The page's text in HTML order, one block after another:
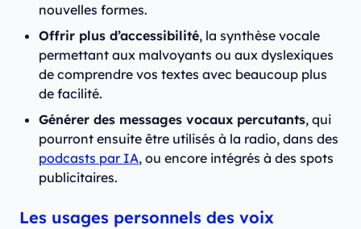
nouvelles formes.
Offrir plus d’accessibilité, la synthèse vocale
permettant aux malvoyants ou aux dyslexiques
de comprendre vos textes avec beaucoup plus
de facilité.
Générer des messages vocaux percutants, qui
pourront ensuite être utilisés à la radio, dans des
podcasts par IA, ou encore intégrés à des spots
publicitaires.
Les usages personnels des voix